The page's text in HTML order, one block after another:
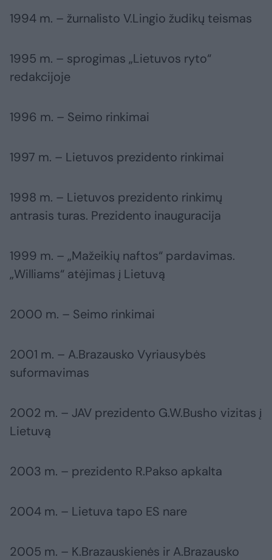
1994 m. – žurnalisto V.Lingio žudikų teismas
1995 m. – sprogimas „Lietuvos ryto“
redakcijoje
1996 m. – Seimo rinkimai
1997 m. – Lietuvos prezidento rinkimai
1998 m. – Lietuvos prezidento rinkimų
antrasis turas. Prezidento inauguracija
1999 m. – „Mažeikių naftos“ pardavimas.
„Williams“ atėjimas į Lietuvą
2000 m. – Seimo rinkimai
2001 m. – A.Brazausko Vyriausybės
suformavimas
2002 m. – JAV prezidento G.W.Busho vizitas į
Lietuvą
2003 m. – prezidento R.Pakso apkalta
2004 m. – Lietuva tapo ES nare
2005 m. – K.Brazauskienės ir A.Brazausko